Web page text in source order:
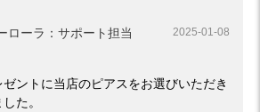
ローラ：サポート担当 2025-01-08
ントに当店のピアスをお選びいただき
た。